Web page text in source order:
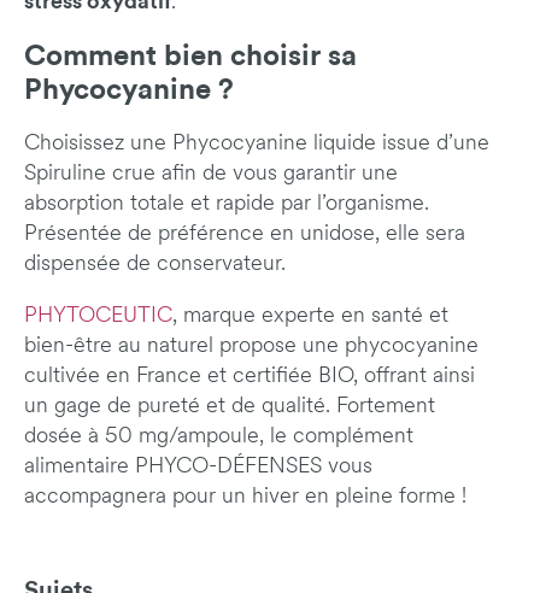
Comment bien choisir sa
Phycocyanine ?
Choisissez une Phycocyanine liquide issue d’une
Spiruline crue afin de vous garantir une
absorption totale et rapide par l’organisme.
Présentée de préférence en unidose, elle sera
dispensée de conservateur.
PHYTOCEUTIC, marque experte en santé et
bien-être au naturel propose une phycocyanine
cultivée en France et certifiée BIO, offrant ainsi
un gage de pureté et de qualité. Fortement
dosée à 50 mg/ampoule, le complément
alimentaire PHYCO-DÉFENSES vous
accompagnera pour un hiver en pleine forme !